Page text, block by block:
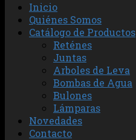
Inicio
Quiénes Somos
Catálogo de Productos
Reténes
Juntas
Arboles de Leva
Bombas de Agua
Bulones
Lámparas
Novedades
Contacto